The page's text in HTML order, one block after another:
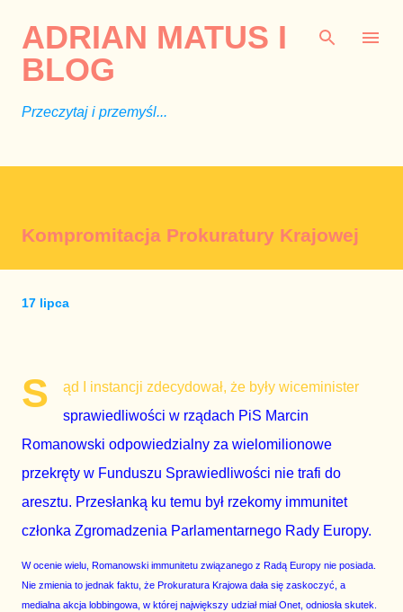
ADRIAN MATUS I
BLOG
Przeczytaj i przemyśl...
Kompromitacja Prokuratury Krajowej
17 lipca
S
ąd I instancji zdecydował, że były wiceminister
sprawiedliwości w rządach PiS Marcin
Romanowski odpowiedzialny za wielomilionowe
przekręty w Funduszu Sprawiedliwości nie trafi do
aresztu. Przesłanką ku temu był rzekomy immunitet
członka Zgromadzenia Parlamentarnego Rady Europy.
W ocenie wielu, Romanowski immunitetu związanego z Radą Europy nie posiada.
Nie zmienia to jednak faktu, że Prokuratura Krajowa dała się zaskoczyć, a
medialna akcja lobbingowa, w której największy udział miał Onet, odniosła skutek.